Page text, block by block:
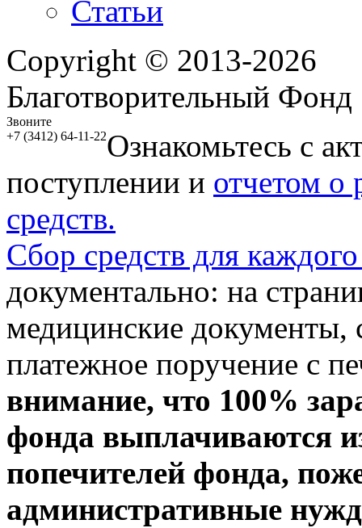
Статьи
Copyright © 2013-2026
Благотворительный
Звоните
+7 (3412) 64-11-22Ознакомьтесь с
поступлении и отчетом о
средств.
Сбор средств для
документально: на
медицинские документы,
платежное поручение с
внимание, что 100%
фонда выплачиваются
попечителей фонда,
административные